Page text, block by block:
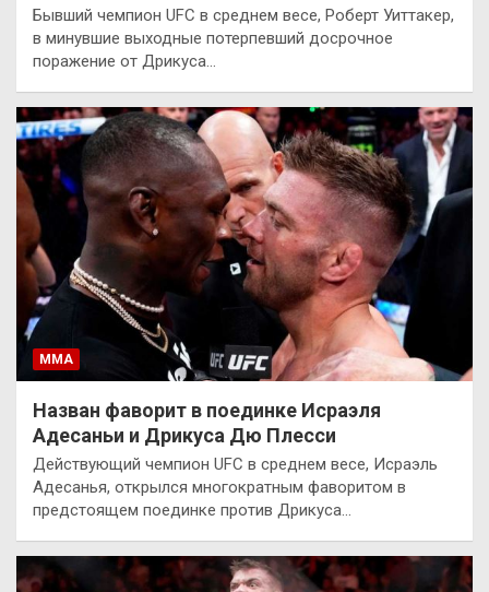
Бывший чемпион UFC в среднем весе, Роберт Уиттакер,
в минувшие выходные потерпевший досрочное
поражение от Дрикуса…
ММА
Назван фаворит в поединке Исраэля
Адесаньи и Дрикуса Дю Плесси
Действующий чемпион UFC в среднем весе, Исраэль
Адесанья, открылся многократным фаворитом в
предстоящем поединке против Дрикуса…